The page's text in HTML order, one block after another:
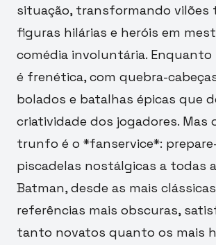
situação, transformando vilões
figuras hilárias e heróis em
comédia involuntária. Enquanto
é frenética, com quebra-
bolados e batalhas épicas que
criatividade dos jogadores. Mas
trunfo é o *fanservice*:
piscadelas nostálgicas a todas
Batman, desde as mais
referências mais obscuras,
tanto novatos quanto os mais